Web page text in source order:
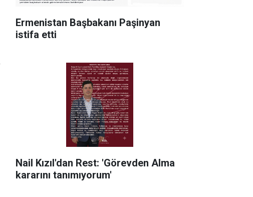
Ermenistan Başbakanı Paşinyan
istifa etti
Nail Kızıl'dan Rest: 'Görevden Alma
kararını tanımıyorum'